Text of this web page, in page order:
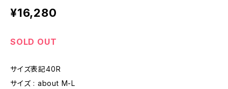
¥16,280
SOLD OUT
サイズ表記40R
サイズ : about M-L